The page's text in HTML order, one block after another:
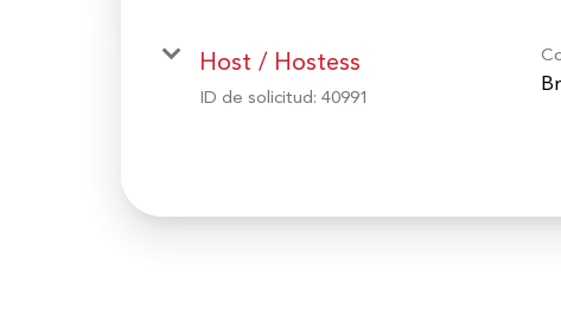
Host / Hostess
ID de solicitud: 40991